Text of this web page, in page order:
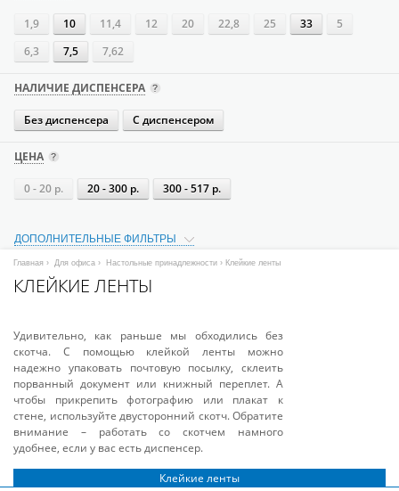
1,9 10 11,4 12 20 22,8 25 33
5
6,3
7,5 7,62
НАЛИЧИЕ ДИСПЕНСЕРА
Без диспенсера С диспенсером
ЦЕНА
0 - 20 р. 20 - 300 р. 300 - 517 р.
ДОПОЛНИТЕЛЬНЫЕ ФИЛЬТРЫ
Главная › Для офиса › Настольные принадлежности › Клейкие ленты
КЛЕЙКИЕ ЛЕНТЫ
Удивительно, как раньше мы обходились без
скотча. С помощью клейкой ленты можно
надежно упаковать почтовую посылку, склеить
порванный документ или книжный переплет. А
чтобы прикрепить фотографию или плакат к
стене, используйте двусторонний скотч. Обратите
внимание – работать со скотчем намного
удобнее, если у вас есть диспенсер.
Клейкие ленты